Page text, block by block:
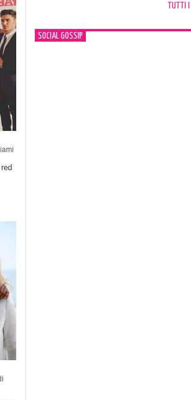
TUTTI
SOCIAL GOSSIP